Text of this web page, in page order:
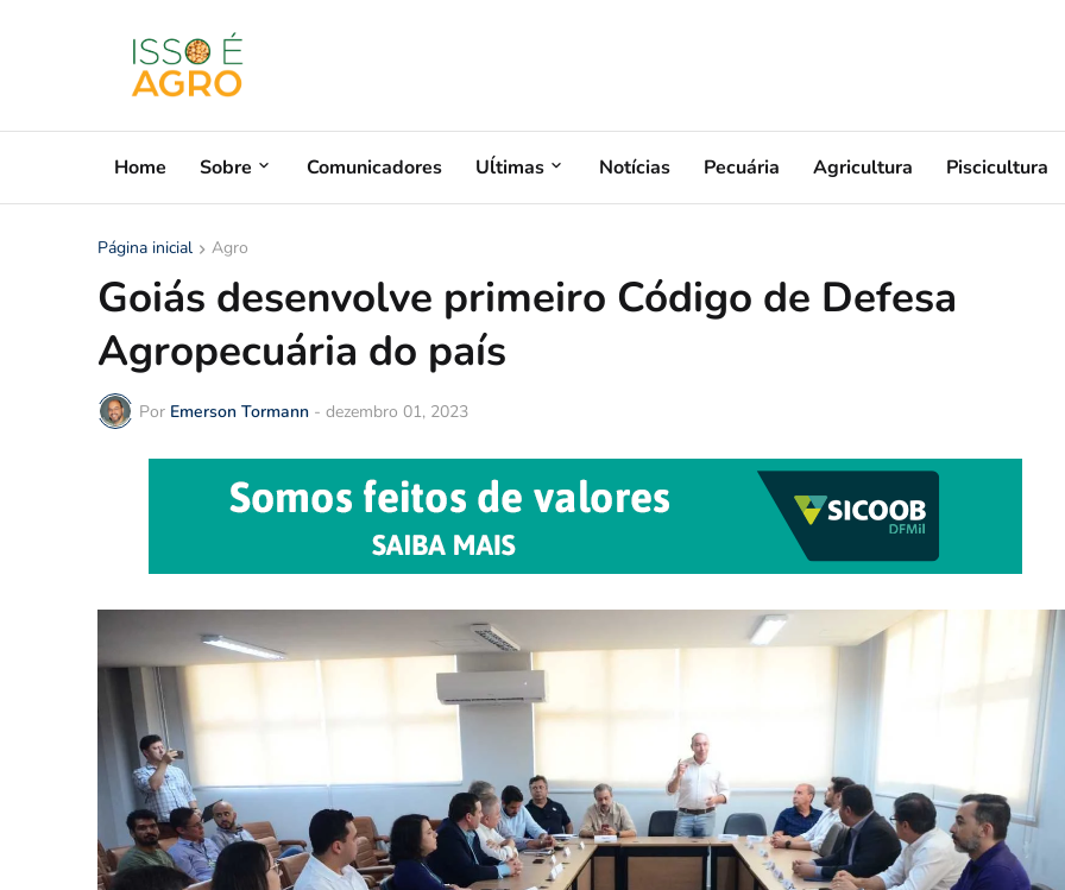
Home Sobre Comunicadores Uĺtimas Notícias Pecuária Agricultura Piscicultura
Página inicial Agro
Goiás desenvolve primeiro Código de Defesa
Agropecuária do país
Por Emerson Tormann - dezembro 01, 2023